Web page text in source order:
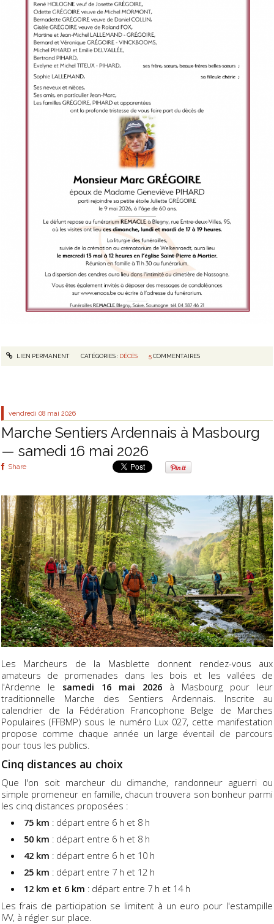
LIEN PERMANENT CATÉGORIES : DÉCÈS 5COMMENTAIRES
vendredi 08 mai 2026
Marche Sentiers Ardennais à Masbourg
— samedi 16 mai 2026
Share
Les Marcheurs de la Masblette donnent rendez-vous aux
amateurs de promenades dans les bois et les vallées de
l'Ardenne le samedi 16 mai 2026 à Masbourg pour leur
traditionnelle Marche des Sentiers Ardennais. Inscrite au
calendrier de la Fédération Francophone Belge de Marches
Populaires (FFBMP) sous le numéro Lux 027, cette manifestation
propose comme chaque année un large éventail de parcours
pour tous les publics.
Cinq distances au choix
Que l'on soit marcheur du dimanche, randonneur aguerri ou
simple promeneur en famille, chacun trouvera son bonheur parmi
les cinq distances proposées :
75 km : départ entre 6 h et 8 h
50 km : départ entre 6 h et 8 h
42 km : départ entre 6 h et 10 h
25 km : départ entre 7 h et 12 h
12 km et 6 km : départ entre 7 h et 14 h
Les frais de participation se limitent à un euro pour l'estampille
IVV, à régler sur place.